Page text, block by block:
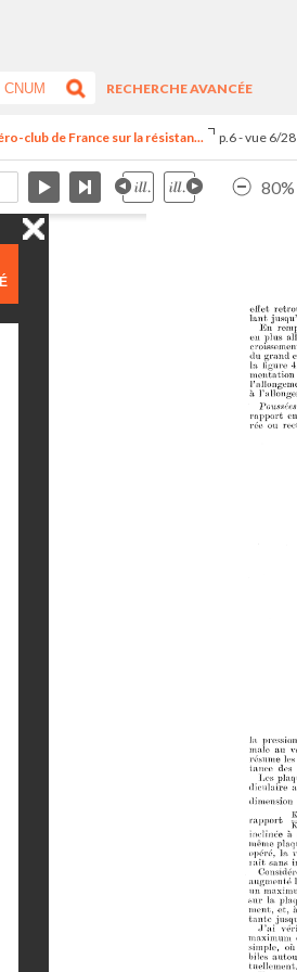
RECHERCHE AVANCÉE
club de France sur la résistan... p.6 - vue 6/28
80%